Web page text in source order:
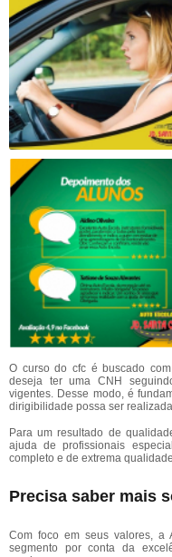
O curso do cfc é buscado
deseja ter uma CNH
vigentes. Desse modo, é
dirigibilidade possa ser
Para um resultado de
ajuda de profissionais
completo e de extrema
Precisa saber mais
Com foco em seus valores, a
segmento por conta da